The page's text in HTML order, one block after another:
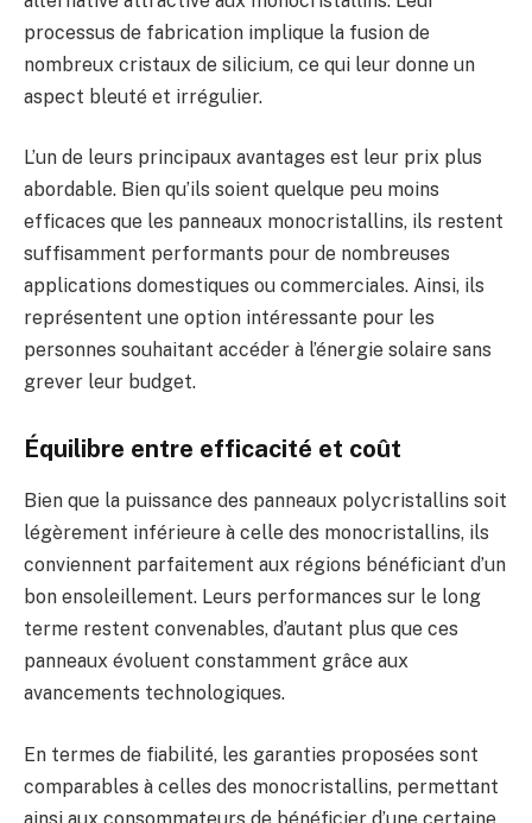
processus de fabrication implique la fusion de
nombreux cristaux de silicium, ce qui leur donne un
aspect bleuté et irrégulier.
L’un de leurs principaux avantages est leur prix plus
abordable. Bien qu’ils soient quelque peu moins
efficaces que les panneaux monocristallins, ils restent
suffisamment performants pour de nombreuses
applications domestiques ou commerciales. Ainsi, ils
représentent une option intéressante pour les
personnes souhaitant accéder à l’énergie solaire sans
grever leur budget.
Équilibre entre efficacité et coût
Bien que la puissance des panneaux polycristallins soit
légèrement inférieure à celle des monocristallins, ils
conviennent parfaitement aux régions bénéficiant d’un
bon ensoleillement. Leurs performances sur le long
terme restent convenables, d’autant plus que ces
panneaux évoluent constamment grâce aux
avancements technologiques.
En termes de fiabilité, les garanties proposées sont
comparables à celles des monocristallins, permettant